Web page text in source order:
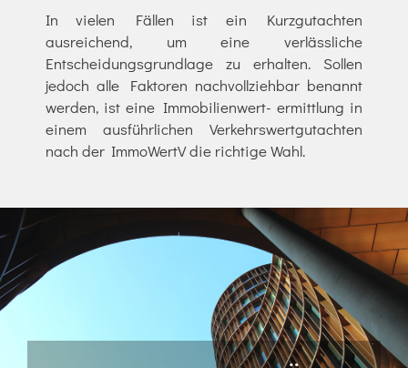
In vielen Fällen ist ein Kurzgutachten
ausreichend, um eine verlässliche
Entscheidungsgrundlage zu erhalten. Sollen
jedoch alle Faktoren nachvollziehbar benannt
werden, ist eine Immobilienwert- ermittlung in
einem ausführlichen Verkehrswertgutachten
nach der ImmoWertV die richtige Wahl.